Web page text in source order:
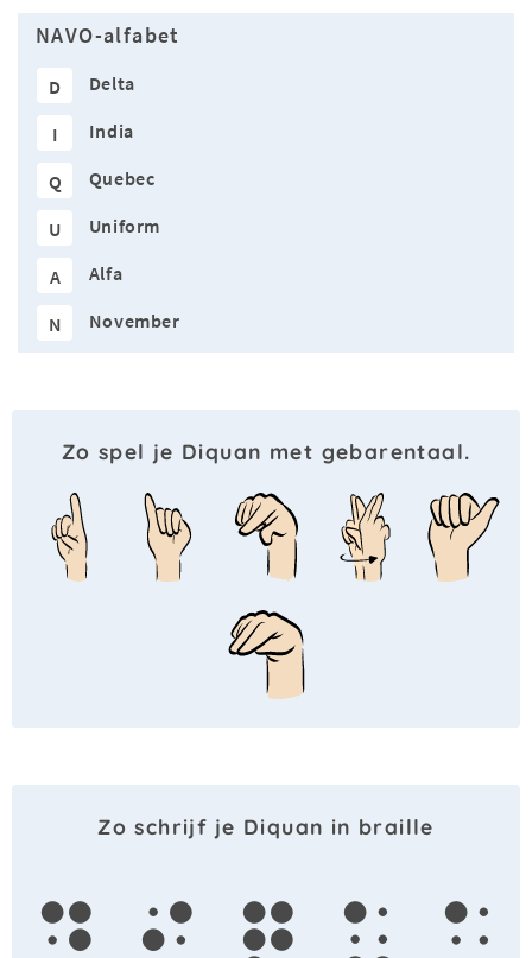
NAVO-alfabet
D Delta
I India
Q Quebec
U Uniform
A Alfa
N November
Zo spel je Diquan met gebarentaal.
Zo schrijf je Diquan in braille